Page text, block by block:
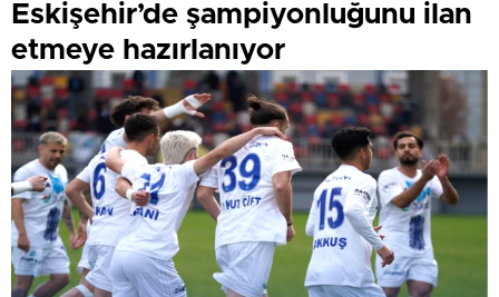
Eskişehir’de şampiyonluğunu ilan
etmeye hazırlanıyor